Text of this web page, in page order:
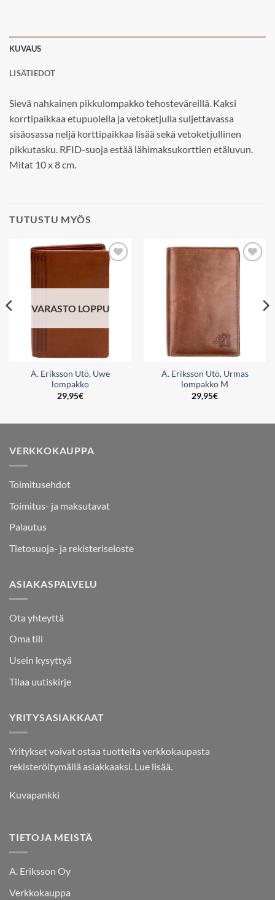
KUVAUS
LISÄTIEDOT
Sievä nahkainen pikkulompakko tehosteväreillä. Kaksi
korrtipaikkaa etupuolella ja vetoketjulla suljettavassa
sisäosassa neljä korttipaikkaa lisää sekä vetoketjullinen
pikkutasku. RFID-suoja estää lähimaksukorttien etäluvun.
Mitat 10 x 8 cm.
TUTUSTU MYÖS
VARASTO LOPPU
A. Eriksson Utö, Uwe
lompakko
29,95€
wishlist
A. Eriksson Utö, Urmas
lompakko M
29,95€
VERKKOKAUPPA
Toimitusehdot
Toimitus- ja maksutavat
Palautus
Tietosuoja- ja rekisteriseloste
ASIAKASPALVELU
Ota yhteyttä
Oma tili
Usein kysyttyä
Tilaa uutiskirje
YRITYSASIAKKAAT
Yritykset voivat ostaa tuotteita verkkokaupasta
rekisteröitymällä asiakkaaksi. Lue lisää.
Kuvapankki
TIETOJA MEISTÄ
A. Eriksson Oy
Verkkokauppa